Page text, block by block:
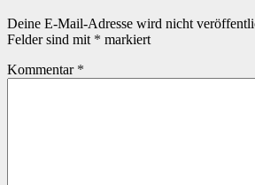
Deine E-Mail-Adresse wird nicht
Felder sind mit * markiert
Kommentar *